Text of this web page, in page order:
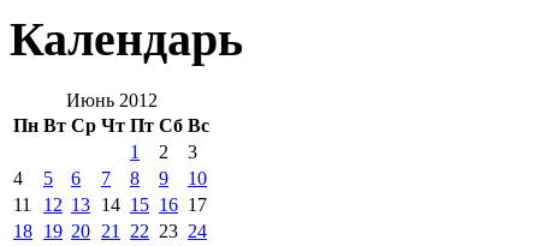
Календарь
Июнь 2012
Пн Вт Ср Чт Пт Сб Вс
1 2
3
4
5 6 7 8 9
10
11
12 13 14 15 16 17
18 19 20 21 22 23 24